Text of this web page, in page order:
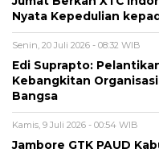
Nyata Kepedulian
Senin, 20 Juli 2026 - 08:32 WIB
Edi Suprapto:
Kebangkitan
Bangsa
Kamis, 9 Juli 2026 - 00:54 WIB
Jambore GTK PAUD